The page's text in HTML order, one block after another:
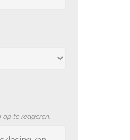
te reageren.